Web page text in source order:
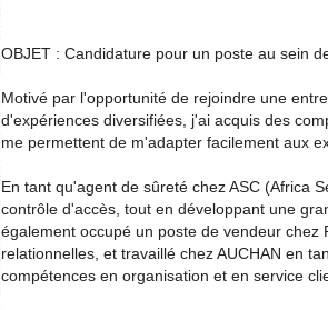
OBJET : Candidature pour un poste au sein
Motivé par l'opportunité de rejoindre une
d'expériences diversifiées, j'ai acquis des
me permettent de m'adapter facilement aux
En tant qu'agent de sûreté chez ASC (Africa
contrôle d'accès, tout en développant une
également occupé un poste de vendeur
relationnelles, et travaillé chez AUCHAN en
compétences en organisation et en service